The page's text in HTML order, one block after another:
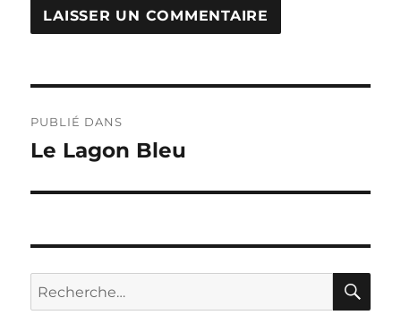
de
PUBLIÉ DANS
Le Lagon Bleu
Recherche
pour :